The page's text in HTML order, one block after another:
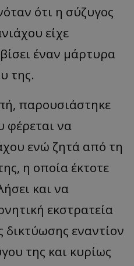
ότι η σύζυγος
είχε
έναν μάρτυρα
της.
παρουσιάστηκε
φέρεται να
ενώ ζητά από τη
η οποία έκτοτε
και να
εκστρατεία
δικτύωσης εναντίον
της και κυρίως